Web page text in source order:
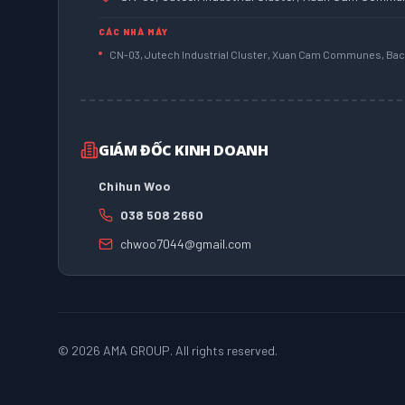
CÁC NHÀ MÁY
CN-03, Jutech Industrial Cluster, Xuan Cam Communes,
GIÁM ĐỐC KINH DOANH
Chihun Woo
038 508 2660
chwoo7044@gmail.com
© 2026 AMA GROUP. All rights reserved.